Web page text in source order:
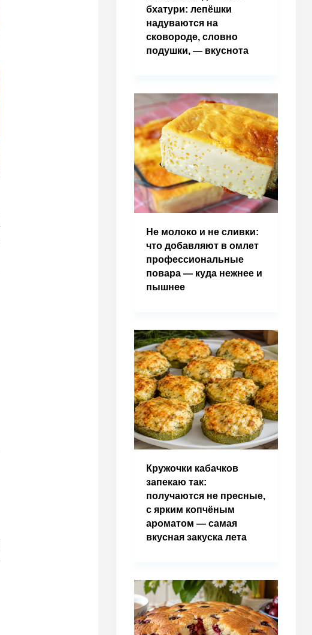
бхатури: лепёшки
надуваются на
сковороде, словно
подушки, — вкуснота
Не молоко и не сливки:
что добавляют в омлет
профессиональные
повара — куда нежнее и
пышнее
Кружочки кабачков
запекаю так:
получаются не пресные,
с ярким копчёным
ароматом — самая
вкусная закуска лета